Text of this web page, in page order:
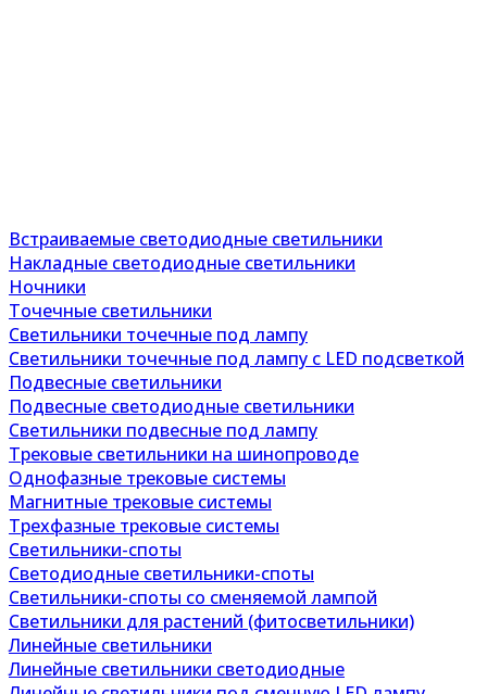
Встраиваемые светодиодные светильники
Накладные светодиодные светильники
Ночники
Точечные светильники
Светильники точечные под лампу
Светильники точечные под лампу с LED подсветкой
Подвесные светильники
Подвесные светодиодные светильники
Светильники подвесные под лампу
Трековые светильники на шинопроводе
Однофазные трековые системы
Магнитные трековые системы
Трехфазные трековые системы
Светильники-споты
Светодиодные светильники-споты
Светильники-споты со сменяемой лампой
Светильники для растений (фитосветильники)
Линейные светильники
Линейные светильники светодиодные